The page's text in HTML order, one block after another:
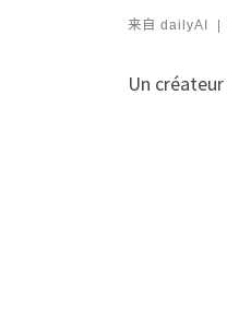
来自 dailyAI
Un